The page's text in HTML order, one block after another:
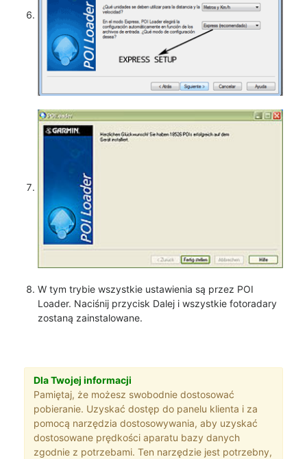
W tym trybie wszystkie ustawienia są przez POI
Loader. Naciśnij przycisk Dalej i wszystkie fotoradary
zostaną zainstalowane.
Dla Twojej informacji
Pamiętaj, że możesz swobodnie dostosować
pobieranie. Uzyskać dostęp do panelu klienta i za
pomocą narzędzia dostosowywania, aby uzyskać
dostosowane prędkości aparatu bazy danych
zgodnie z potrzebami. Ten narzędzie jest potrzebny,